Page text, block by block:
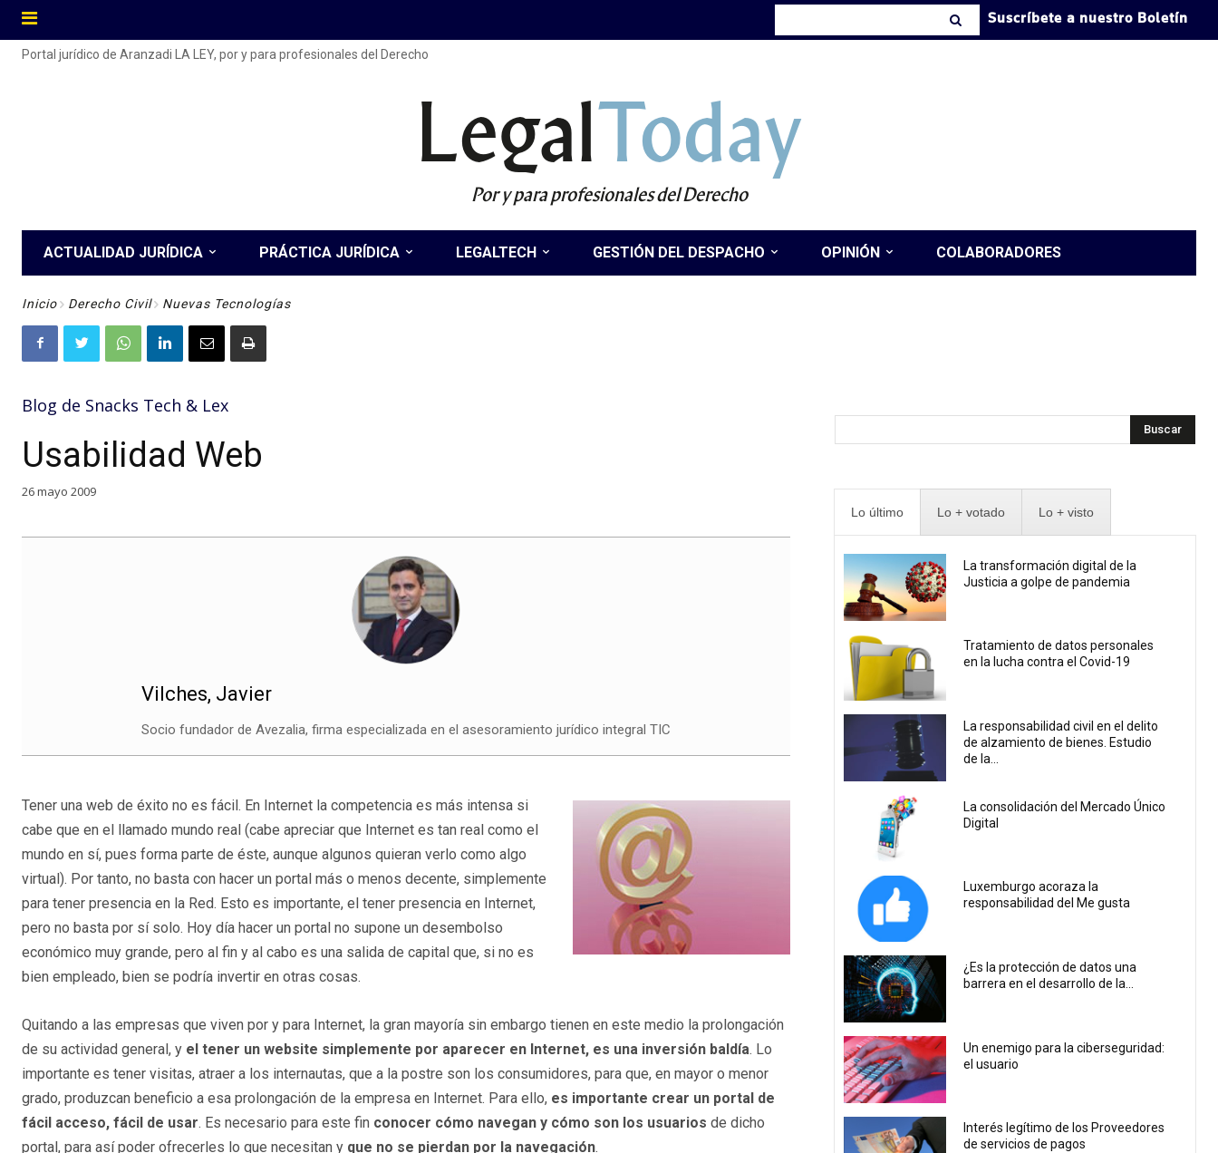
Suscríbete a nuestro Boletín
Portal jurídico de Aranzadi LA LEY, por y para profesionales del Derecho
LegalToday
Por y para profesionales del Derecho
ACTUALIDAD JURÍDICA PRÁCTICA JURÍDICA LEGALTECH GESTIÓN DEL DESPACHO OPINIÓN COLABORADORES
Inicio Derecho Civil Nuevas Tecnologías
Blog de Snacks Tech & Lex
Usabilidad Web
26 mayo 2009
Vilches, Javier
Socio fundador de Avezalia, firma especializada en el asesoramiento jurídico integral TIC
Tener una web de éxito no es fácil. En Internet la competencia es más intensa si
cabe que en el llamado mundo real (cabe apreciar que Internet es tan real como el
mundo en sí, pues forma parte de éste, aunque algunos quieran verlo como algo
virtual). Por tanto, no basta con hacer un portal más o menos decente, simplemente
para tener presencia en la Red. Esto es importante, el tener presencia en Internet,
pero no basta por sí solo. Hoy día hacer un portal no supone un desembolso
económico muy grande, pero al fin y al cabo es una salida de capital que, si no es
bien empleado, bien se podría invertir en otras cosas.
Quitando a las empresas que viven por y para Internet, la gran mayoría sin embargo tienen en este medio la prolongación
de su actividad general, y el tener un website simplemente por aparecer en Internet, es una inversión baldía. Lo
importante es tener visitas, atraer a los internautas, que a la postre son los consumidores, para que, en mayor o menor
grado, produzcan beneficio a esa prolongación de la empresa en Internet. Para ello, es importante crear un portal de
fácil acceso, fácil de usar. Es necesario para este fin conocer cómo navegan y cómo son los usuarios de dicho
portal, para así poder ofrecerles lo que necesitan y que no se pierdan por la navegación.
Buscar
Lo último Lo + votado Lo + visto
La transformación digital de la
Justicia a golpe de pandemia
Tratamiento de datos personales
en la lucha contra el Covid-19
La responsabilidad civil en el delito
de alzamiento de bienes. Estudio
de la...
La consolidación del Mercado Único
Digital
Luxemburgo acoraza la
responsabilidad del Me gusta
¿Es la protección de datos una
barrera en el desarrollo de la...
Un enemigo para la ciberseguridad:
el usuario
Interés legítimo de los Proveedores
de servicios de pagos